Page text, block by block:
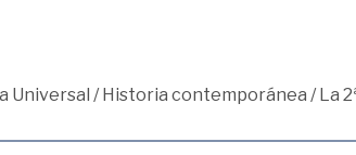
Universal /Historia contemporánea /La